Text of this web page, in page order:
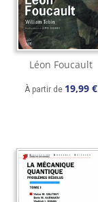
Léon Foucault
À partir de 19,99 €